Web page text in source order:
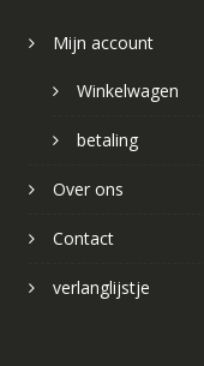
Mijn account
Winkelwagen
betaling
Over ons
Contact
verlanglijstje